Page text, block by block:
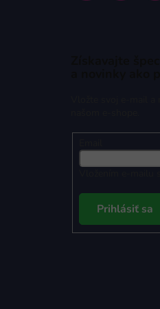
Prihlásiť sa